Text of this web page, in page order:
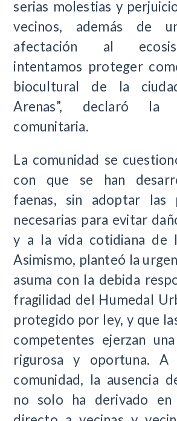
serias molestias y
vecinos, además de
afectación al
intentamos proteger
biocultural de la
Arenas”, declaró la
comunitaria.
La comunidad se
con que se han
faenas, sin adoptar las
necesarias para evitar
y a la vida cotidiana de
Asimismo, planteó la
asuma con la debida
fragilidad del Humedal
protegido por ley, y que
competentes ejerzan
rigurosa y oportuna.
comunidad, la ausencia
no solo ha derivado en